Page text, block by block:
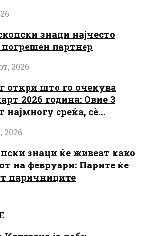
знаци најчесто
партнер
2026
откри што го очекува
2026 година: Овие 3
среќа, сè...
2026
знаци ќе живеат како
на февруари: Парите ќе
паричниците